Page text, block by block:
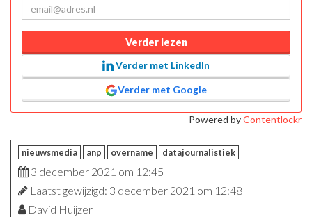
Verder lezen
Verder met LinkedIn
Verder met Google
Powered byContentlockr
nieuwsmedia anp overname datajournalistiek
3 december 2021 om 12:45
Laatst gewijzigd: 3 december 2021 om 12:48
David Huijzer